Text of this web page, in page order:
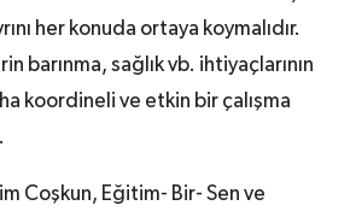
her konuda ortaya koymalıdır.
barınma, sağlık vb. ihtiyaçlarının
koordineli ve etkin bir çalışma
Coşkun, Eğitim- Bir- Sen ve